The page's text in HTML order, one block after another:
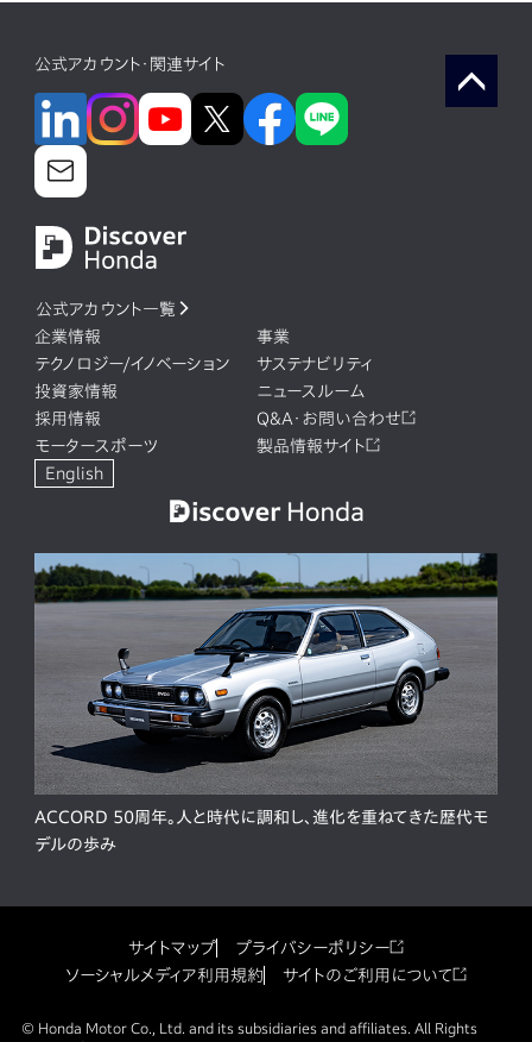
公式アカウント・関連サイト
公式アカウント一覧
企業情報
事業
テクノロジー/イノベーション
サステナビリティ
投資家情報
ニュースルーム
採用情報
Q&A・お問い合わせ
モータースポーツ
製品情報サイト
English
ACCORD 50周年。人と時代に調和し、進化を重ねてきた歴代モ
デルの歩み
サイトマップ
プライバシーポリシー
ソーシャルメディア利用規約
サイトのご利用について
© Honda Motor Co., Ltd. and its subsidiaries and affiliates. All Rights